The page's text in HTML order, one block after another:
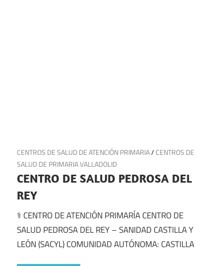
2 de julio de 2025
CENTROS DE SALUD DE ATENCIÓN PRIMARIA/CENTROS DE
SALUD DE PRIMARIA VALLADOLID
CENTRO DE SALUD PEDROSA DEL
REY
⚕️ CENTRO DE ATENCIÓN PRIMARÍA CENTRO DE
SALUD PEDROSA DEL REY – SANIDAD CASTILLA Y
LEÓN (SACYL) COMUNIDAD AUTÓNOMA: CASTILLA